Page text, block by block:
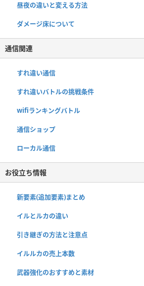
昼夜の違いと変える方法
ダメージ床について
通信関連
すれ違い通信
すれ違いバトルの挑戦条件
wifiランキングバトル
通信ショップ
ローカル通信
お役立ち情報
新要素(追加要素)まとめ
イルとルカの違い
引き継ぎの方法と注意点
イルルカの売上本数
武器強化のおすすめと素材